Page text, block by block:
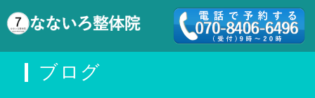
ブログ